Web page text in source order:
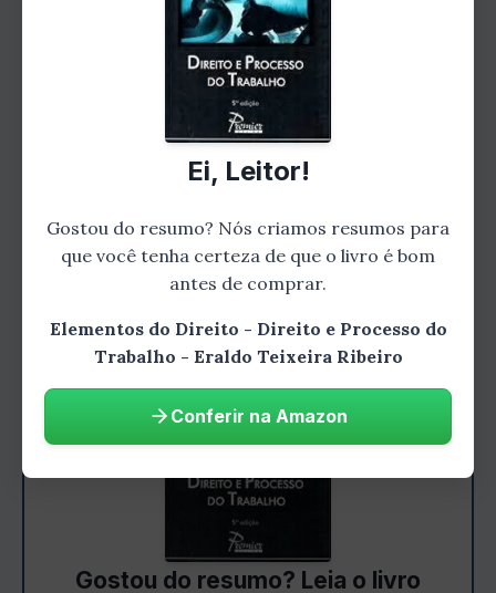
envolvidas, a remuneração, a jornada de
trabalho e os direitos e deveres de
empregadores e empregados. O autor também
aborda os diferentes tipos de contratos de
trabalho, como o contrato por prazo
determinado e o contrato por prazo
indeterminado.
Gostou do resumo? Leia o livro
Ei, Leitor!
Gostou do resumo? Nós criamos resumos para
que você tenha certeza de que o livro é bom
antes de comprar.
Elementos do Direito - Direito e Processo do
Trabalho - Eraldo Teixeira Ribeiro
Conferir na Amazon